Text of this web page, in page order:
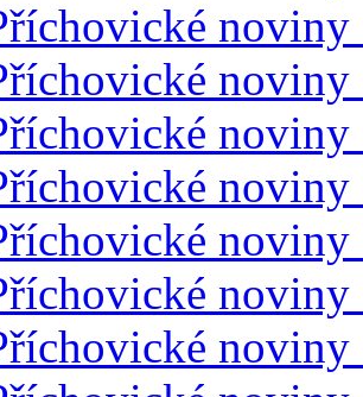
noviny
noviny
noviny
noviny
noviny
noviny
noviny